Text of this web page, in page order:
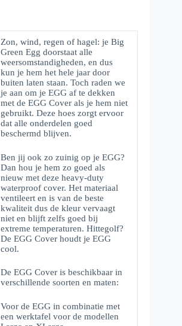
Zon, wind, regen of hagel: je Big
Green Egg doorstaat alle
weersomstandigheden, en dus
kun je hem het hele jaar door
buiten laten staan. Toch raden we
je aan om je EGG af te dekken
met de EGG Cover als je hem niet
gebruikt. Deze hoes zorgt ervoor
dat alle onderdelen goed
beschermd blijven.
Ben jij ook zo zuinig op je EGG?
Dan hou je hem zo goed als
nieuw met deze heavy-duty
waterproof cover. Het materiaal
ventileert en is van de beste
kwaliteit dus de kleur vervaagt
niet en blijft zelfs goed bij
extreme temperaturen. Hittegolf?
De EGG Cover houdt je EGG
cool.
De EGG Cover is beschikbaar in
verschillende soorten en maten:
Voor de EGG in combinatie met
een werktafel voor de modellen